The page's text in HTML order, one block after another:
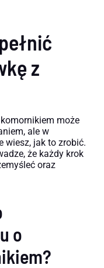
z
może
ale w
wiesz, jak to zrobić.
że każdy krok
oraz
o